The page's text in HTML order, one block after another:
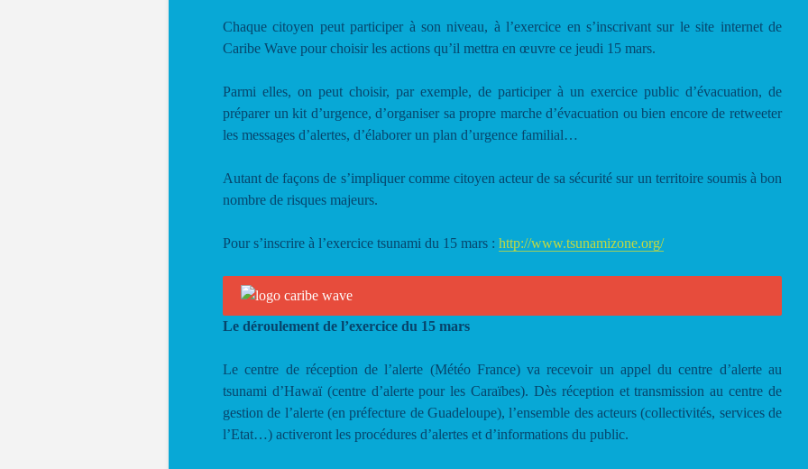
Chaque citoyen peut participer à son niveau, à l’exercice en s’inscrivant sur le site internet de
Caribe Wave pour choisir les actions qu’il mettra en œuvre ce jeudi 15 mars.
Parmi elles, on peut choisir, par exemple, de participer à un exercice public d’évacuation, de
préparer un kit d’urgence, d’organiser sa propre marche d’évacuation ou bien encore de retweeter
les messages d’alertes, d’élaborer un plan d’urgence familial…
Autant de façons de s’impliquer comme citoyen acteur de sa sécurité sur un territoire soumis à bon
nombre de risques majeurs.
Pour s’inscrire à l’exercice tsunami du 15 mars : http://www.tsunamizone.org/
Le déroulement de l’exercice du 15 mars
Le centre de réception de l’alerte (Météo France) va recevoir un appel du centre d’alerte au
tsunami d’Hawaï (centre d’alerte pour les Caraïbes). Dès réception et transmission au centre de
gestion de l’alerte (en préfecture de Guadeloupe), l’ensemble des acteurs (collectivités, services de
l’Etat…) activeront les procédures d’alertes et d’informations du public.